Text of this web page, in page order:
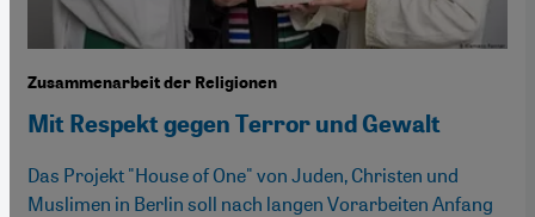
Zusammenarbeit der Religionen
Mit Respekt gegen Terror und Gewalt
Das Projekt "House of One" von Juden, Christen und
Muslimen in Berlin soll nach langen Vorarbeiten Anfang